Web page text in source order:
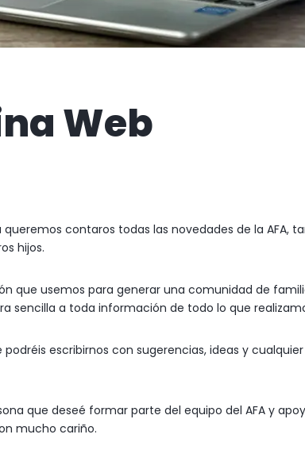
Web
contaros todas las novedades de la AFA,
hijos.
que usemos para generar una comunidad de
sencilla a toda información de todo lo que
escribirnos con sugerencias, ideas y
que deseé formar parte del equipo del AFA y
mucho cariño.